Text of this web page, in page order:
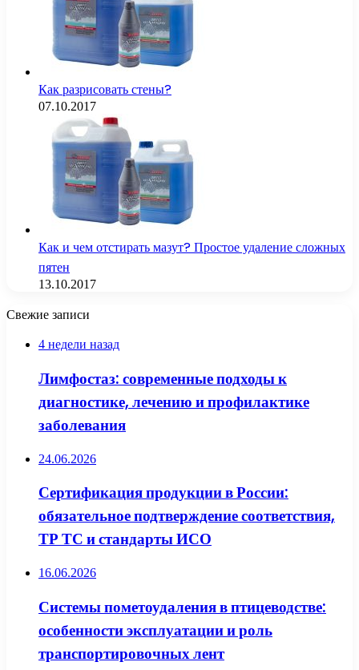
Как разрисовать стены?
07.10.2017
Как и чем отстирать мазут? Простое удаление сложных
пятен
13.10.2017
Свежие записи
4 недели назад
Лимфостаз: современные подходы к
диагностике, лечению и профилактике
заболевания
24.06.2026
Сертификация продукции в России:
обязательное подтверждение соответствия,
ТР ТС и стандарты ИСО
16.06.2026
Системы пометоудаления в птицеводстве:
особенности эксплуатации и роль
транспортировочных лент